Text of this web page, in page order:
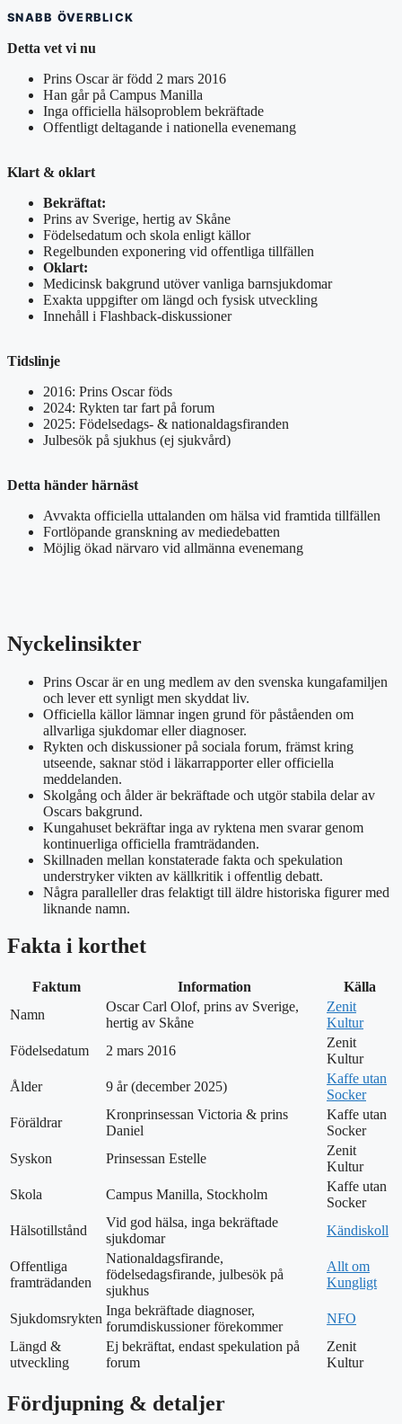
SNABB ÖVERBLICK
Detta vet vi nu
Prins Oscar är född 2 mars 2016
Han går på Campus Manilla
Inga officiella hälsoproblem bekräftade
Offentligt deltagande i nationella evenemang
Klart & oklart
Bekräftat:
Prins av Sverige, hertig av Skåne
Födelsedatum och skola enligt källor
Regelbunden exponering vid offentliga tillfällen
Oklart:
Medicinsk bakgrund utöver vanliga barnsjukdomar
Exakta uppgifter om längd och fysisk utveckling
Innehåll i Flashback-diskussioner
Tidslinje
2016: Prins Oscar föds
2024: Rykten tar fart på forum
2025: Födelsedags- & nationaldagsfiranden
Julbesök på sjukhus (ej sjukvård)
Detta händer härnäst
Avvakta officiella uttalanden om hälsa vid framtida tillfällen
Fortlöpande granskning av mediedebatten
Möjlig ökad närvaro vid allmänna evenemang
Nyckelinsikter
Prins Oscar är en ung medlem av den svenska kungafamiljen
och lever ett synligt men skyddat liv.
Officiella källor lämnar ingen grund för påståenden om
allvarliga sjukdomar eller diagnoser.
Rykten och diskussioner på sociala forum, främst kring
utseende, saknar stöd i läkarrapporter eller officiella
meddelanden.
Skolgång och ålder är bekräftade och utgör stabila delar av
Oscars bakgrund.
Kungahuset bekräftar inga av ryktena men svarar genom
kontinuerliga officiella framträdanden.
Skillnaden mellan konstaterade fakta och spekulation
understryker vikten av källkritik i offentlig debatt.
Några paralleller dras felaktigt till äldre historiska figurer med
liknande namn.
Fakta i korthet
Faktum Information
Källa
Namn
Oscar Carl Olof, prins av Sverige,
hertig av Skåne
Zenit
Kultur
Födelsedatum
2 mars 2016
Zenit
Kultur
Ålder
9 år (december 2025)
Kaffe utan
Socker
Föräldrar
Kronprinsessan Victoria & prins
Daniel
Kaffe utan
Socker
Syskon
Prinsessan Estelle
Zenit
Kultur
Skola
Campus Manilla, Stockholm
Kaffe utan
Socker
Hälsotillstånd
Vid god hälsa, inga bekräftade
sjukdomar
Kändiskoll
Offentliga
framträdanden
Nationaldagsfirande,
födelsedagsfirande, julbesök på
sjukhus
Allt om
Kungligt
Sjukdomsrykten
Inga bekräftade diagnoser,
forumdiskussioner förekommer
NFO
Längd &
utveckling
Ej bekräftat, endast spekulation på
forum
Zenit
Kultur
Fördjupning & detaljer